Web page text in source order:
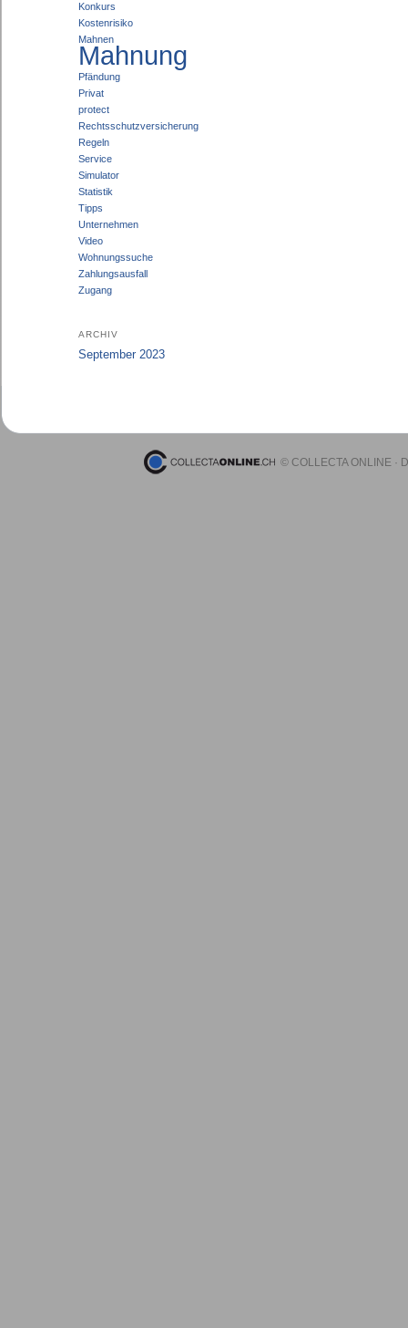
Konkurs
Kostenrisiko
Mahnen
Mahnung
Pfändung
Privat
protect
Rechtsschutzversicherung
Regeln
Service
Simulator
Statistik
Tipps
Unternehmen
Video
Wohnungssuche
Zahlungsausfall
Zugang
ARCHIV
September 2023
© COLLECTA ONLINE